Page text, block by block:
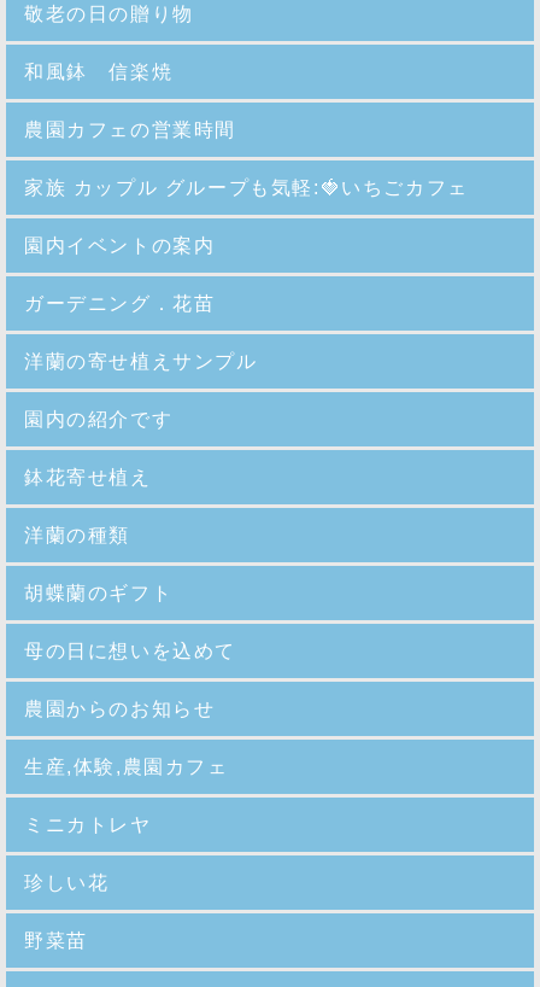
敬老の日の贈り物
和風鉢 信楽焼
農園カフェの営業時間
家族 カップル グループも気軽:🍓いちごカフェ
園内イベントの案内
ガーデニング．花苗
洋蘭の寄せ植えサンプル
園内の紹介 です
鉢花寄せ植え
洋蘭の種類
胡蝶蘭のギフト
母の日に想いを込めて
農園からのお知らせ
生産,体験,農園カフェ
ミニカトレヤ
珍しい花
野菜苗